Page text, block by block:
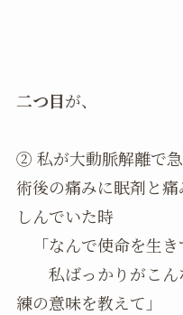
二つ目が、
② 私が大動脈解離で
術後の痛みに眠剤と
しんでいた時
「なんで使命を生き
私ばっかりがこん
練の意味を教えて」